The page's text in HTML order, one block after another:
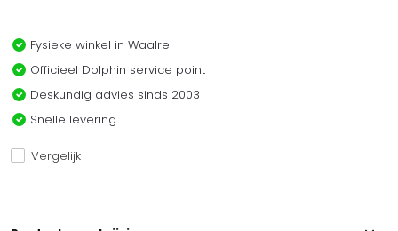
Fysieke winkel in Waalre
Officieel Dolphin service point
Deskundig advies sinds 2003
Snelle levering
Vergelijk